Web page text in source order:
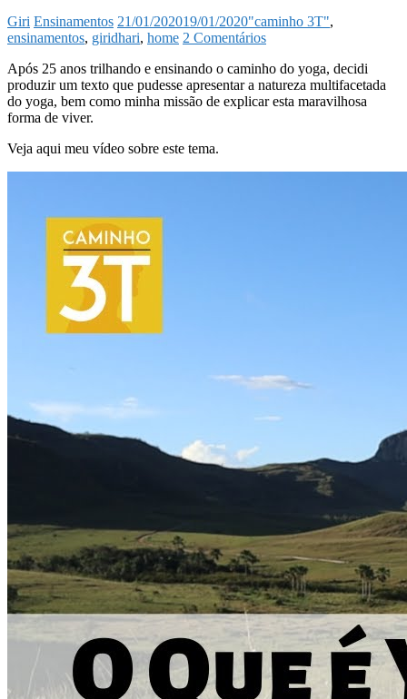
Giri Ensinamentos 21/01/202019/01/2020"caminho 3T",
ensinamentos, giridhari, home 2 Comentários
Após 25 anos trilhando e ensinando o caminho do yoga, decidi
produzir um texto que pudesse apresentar a natureza multifacetada
do yoga, bem como minha missão de explicar esta maravilhosa
forma de viver.
Veja aqui meu vídeo sobre este tema.